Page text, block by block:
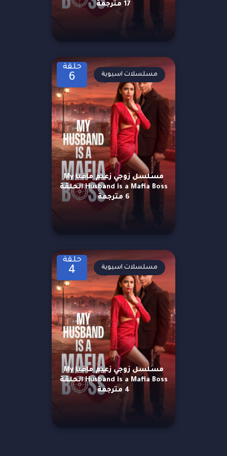
17 مترجمة
حلقة
6
مسلسل زوجي زعيم مافيا My
Husband is a Mafia Boss الحلقة
6 مترجمة
مسلسلات اسيوية
حلقة
4
مسلسل زوجي زعيم مافيا My
Husband is a Mafia Boss الحلقة
4 مترجمة
مسلسلات اسيوية